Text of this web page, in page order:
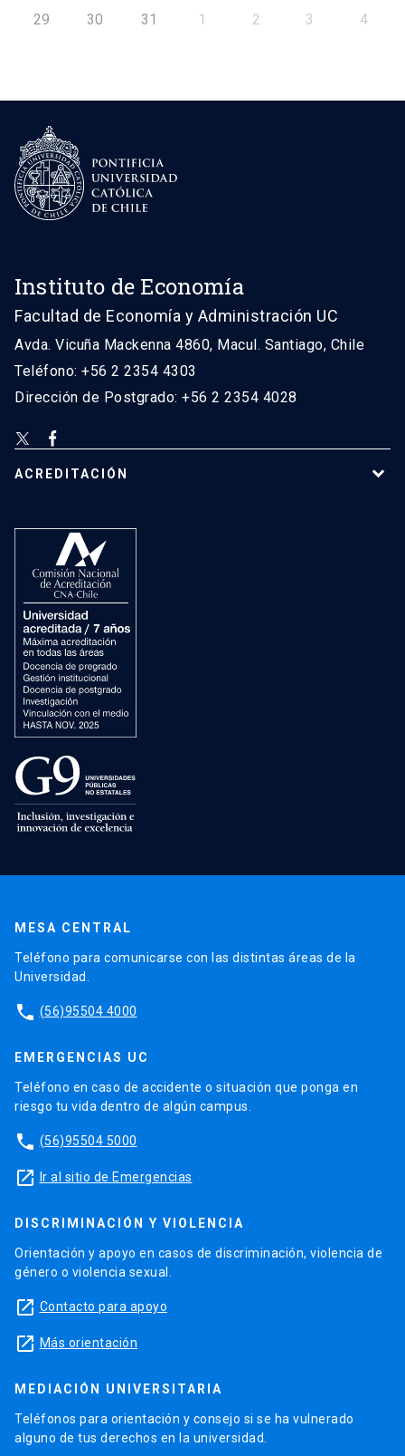
29 30 31 1 2 3 4
Instituto de Economía
Facultad de Economía y Administración UC
Avda. Vicuña Mackenna 4860, Macul. Santiago, Chile
Teléfono: +56 2 2354 4303
Dirección de Postgrado: +56 2 2354 4028
ACREDITACIÓN
MESA CENTRAL
Teléfono para comunicarse con las distintas áreas de la
Universidad.
phone (56)95504 4000
EMERGENCIAS UC
Teléfono en caso de accidente o situación que ponga en
riesgo tu vida dentro de algún campus.
phone (56)95504 5000
launch Ir al sitio de Emergencias
DISCRIMINACIÓN Y VIOLENCIA
Orientación y apoyo en casos de discriminación, violencia de
género o violencia sexual.
launch Contacto para apoyo
launch Más orientación
MEDIACIÓN UNIVERSITARIA
Teléfonos para orientación y consejo si se ha vulnerado
alguno de tus derechos en la universidad.